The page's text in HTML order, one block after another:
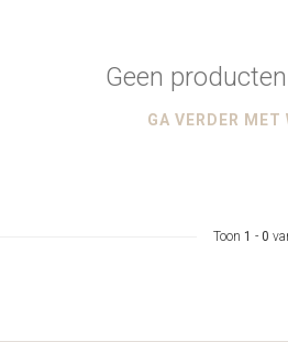
Geen
GA VERDER MET
Toon 1 - 0